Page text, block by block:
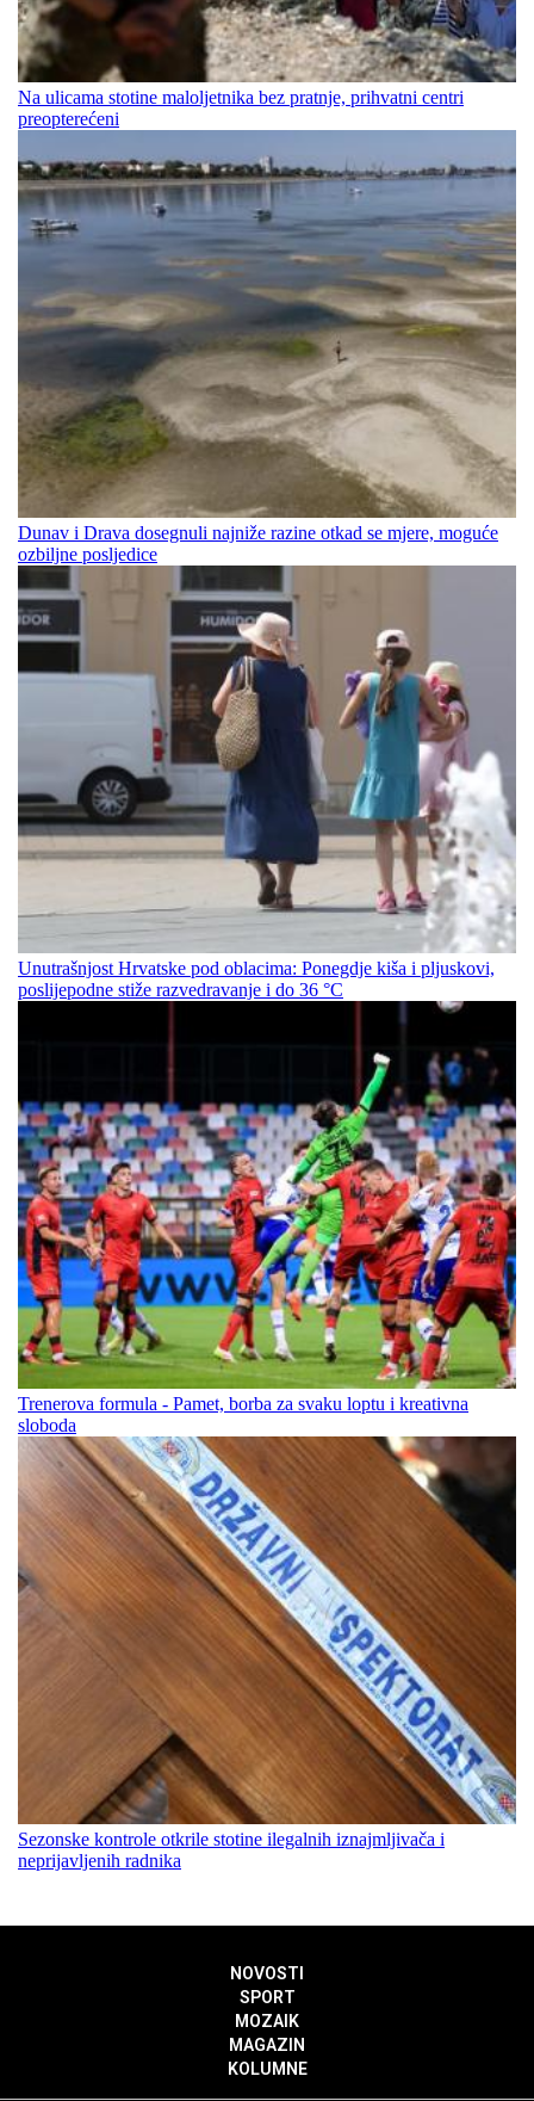
Na ulicama stotine maloljetnika bez pratnje, prihvatni centri
preopterećeni
Dunav i Drava dosegnuli najniže razine otkad se mjere, moguće
ozbiljne posljedice
Unutrašnjost Hrvatske pod oblacima: Ponegdje kiša i pljuskovi,
poslijepodne stiže razvedravanje i do 36 °C
Trenerova formula - Pamet, borba za svaku loptu i kreativna
sloboda
Sezonske kontrole otkrile stotine ilegalnih iznajmljivača i
neprijavljenih radnika
NOVOSTI
SPORT
MOZAIK
MAGAZIN
KOLUMNE